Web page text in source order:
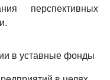
перспективных
в уставные фонды